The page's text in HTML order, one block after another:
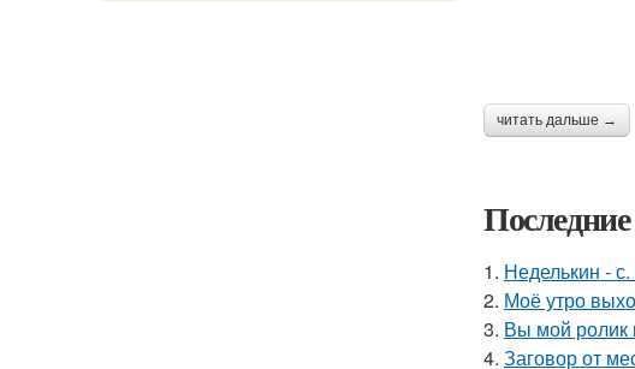
читать дальше →
1. Неделькин -
2. Моё утро
3. Вы мой ролик
4. Заговор от